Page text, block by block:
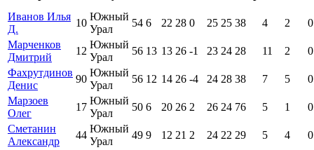
Иванов Илья
Д.
10
Южный
Урал
54 6 22 28 0 25 25 38 4 2
0
Марченков
Дмитрий
12
Южный
Урал
56 13 13 26 -1 23 24 28 11 2
0
Фахрутдинов
Денис
90
Южный
Урал
56 12 14 26 -4 24 28 38 7 5
0
Марзоев
Олег
17
Южный
Урал
50 6 20 26 2 26 24 76 5 1
0
Сметанин
Александр
44
Южный
Урал
49 9 12 21 2 24 22 29 5 4
0